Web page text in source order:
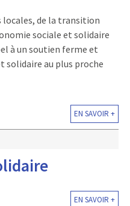
locales, de la transition
sociale et solidaire
à un soutien ferme et
solidaire au plus proche
EN SAVOIR +
EN SAVOIR +